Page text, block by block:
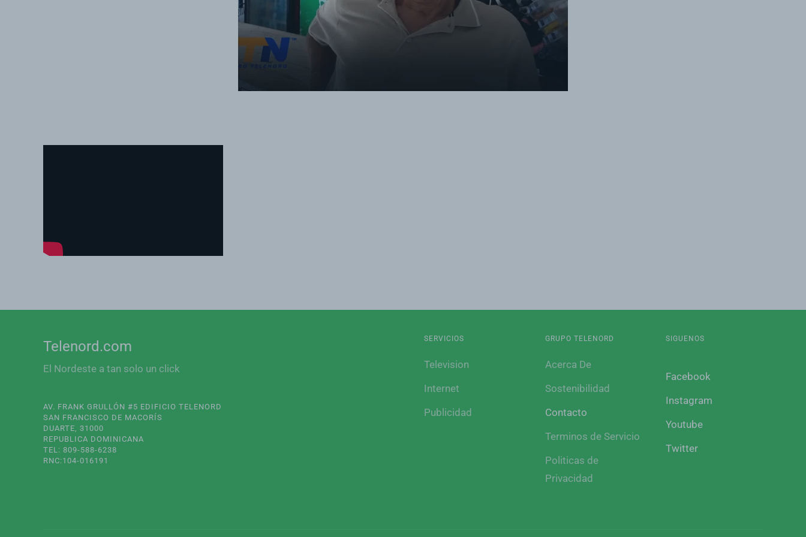
Telenord.com
El Nordeste a tan solo un click
AV. FRANK GRULLÓN #5 EDIFICIO TELENORD
SAN FRANCISCO DE MACORÍS
DUARTE, 31000
REPUBLICA DOMINICANA
TEL: 809-588-6238
RNC:104-016191
SERVICIOS
Television
Internet
Publicidad
GRUPO TELENORD
Acerca De
Sostenibilidad
Contacto
Terminos de Servicio
Politicas de
Privacidad
SIGUENOS
Facebook
Instagram
Youtube
Twitter